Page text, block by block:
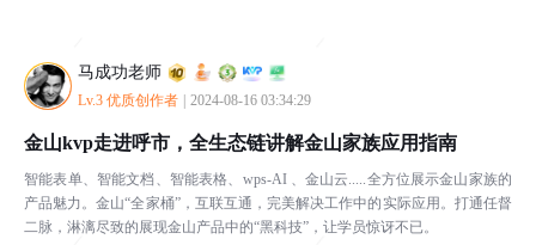
马成功老师
Lv.3 优质创作者 2024-08-16 03:34:29
金山kvp走进呼市，全生态链讲解金山家族应用指南
智能表单、智能文档、智能表格、wps-AI 、金山云.....全方位展示金山家族的
产品魅力。金山“全家桶”，互联互通，完美解决工作中的实际应用。打通任督
二脉，淋漓尽致的展现金山产品中的“黑科技”，让学员惊讶不已。